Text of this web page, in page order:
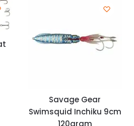
Savage Gear
Swimsquid Inchiku 9cm
120gram